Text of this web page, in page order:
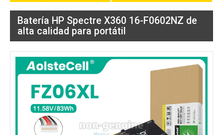
Batería HP Spectre X360 16-F0602NZ de
alta calidad para portátil